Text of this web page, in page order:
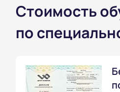
Стоимость
по